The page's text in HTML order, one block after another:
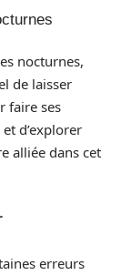
nocturnes,
de laisser
faire ses
d’explorer
alliée dans cet
erreurs